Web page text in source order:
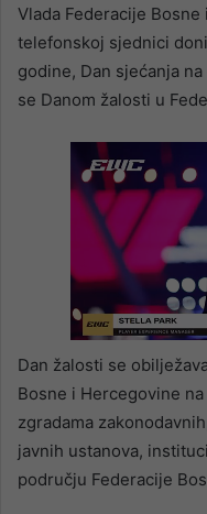
Vlada Federacije
telefonskoj sjednici
godine, Dan sjećanja
se Danom žalosti u
Dan žalosti se
Bosne i Hercegovine
zgradama
javnih ustanova,
području Federacije